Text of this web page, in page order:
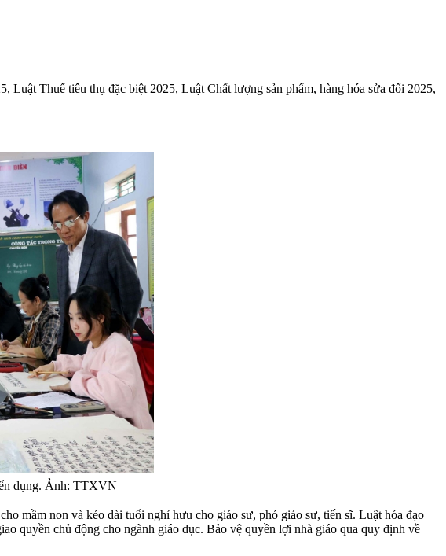
Thuế tiêu thụ đặc biệt 2025, Luật Chất lượng sản phẩm, hàng hóa sửa đổi 2025,
dụng. Ảnh: TTXVN
mầm non và kéo dài tuổi nghỉ hưu cho giáo sư, phó giáo sư, tiến sĩ. Luật hóa đạo
quyền chủ động cho ngành giáo dục. Bảo vệ quyền lợi nhà giáo qua quy định về